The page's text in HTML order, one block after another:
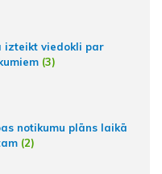
izteikt viedokli par
(3)
notikumu plāns laikā
(2)